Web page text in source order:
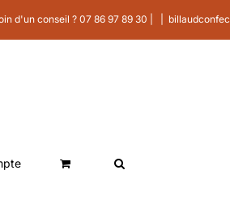
d'un conseil ? 07 86 97 89 30 |